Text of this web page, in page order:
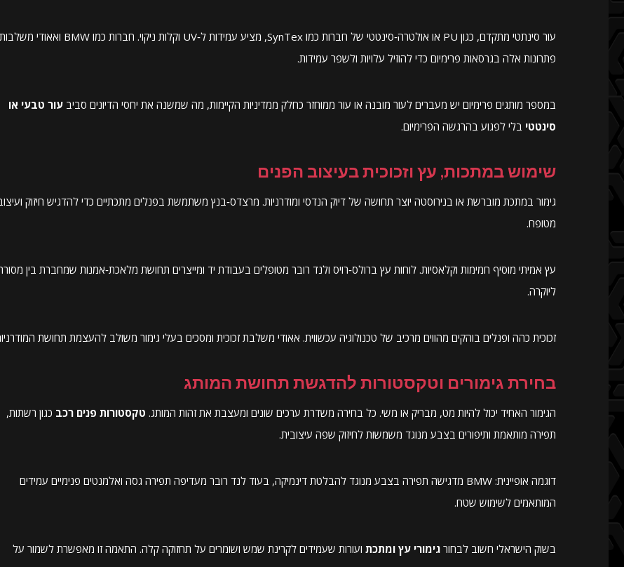
עור סינתטי מתקדם, כגון PU או אולטרה‑סינטטי של חברות כמו SynTex, מציע עמידות ל‑UV וקלות ניקוי. חברות כמו BMW ואאודי משלבות
פתרונות אלה בגרסאות פרימיום כדי להוזיל עלויות ולשפר עמידות.
במספר מותגים פרימיום יש מעברים לעור מובנה או עור ממוחזר כחלק ממדיניות הקיימות, מה שמשנה את יחסי הדיונים סביב עור טבעי או
סינטטי בלי לפגוע בהרגשה הפרימיום.
שימוש במתכות, עץ וזכוכית בעיצוב הפנים
גימור במתכת מוברשת או בנירוסטה יוצר תחושה של דיוק הנדסי ומודרניות. מרצדס‑בנץ משתמשת בפנלים מתכתיים כדי להדגיש חיזוק
מטופח.
עץ אמיתי מוסיף חמימות וקלאסיות. לוחות עץ ברולס‑רויס ולנד רובר מטופלים בעבודת יד ומייצרים תחושת מלאכת‑אמנות שמחברת בין
ליוקרה.
זכוכית כהה ופנלים בוהקים מהווים מרכיב של טכנולוגיה עכשווית. אאודי משלבת זכוכית ומסכים בעלי גימור משולב להעצמת תחושת
בחירת גימורים וטקסטורות להדגשת תחושת המותג
הגימור האחיד יכול להיות מט, מבריק או משי. כל בחירה משדרת ערכים שונים ומעצבת את זהות המותג. טקסטורות פנים רכב כגון רשתות,
תפירה מותאמת ותיפורים בצבע מנוגד משמשות לחיזוק שפה עיצובית.
דוגמה אופיינית: BMW מדגישה תפירה בצבע מנוגד להבלטת דינמיקה, בעוד לנד רובר מעדיפה תפירה גסה ואלמנטים פנימיים עמידים
המותאמים לשימוש שטח.
בשוק הישראלי חשוב לבחור גימורי עץ ומתכת ועורות שעמידים לקרינת שמש ושומרים על תחזוקה קלה. התאמה זו מאפשרת לשמור על